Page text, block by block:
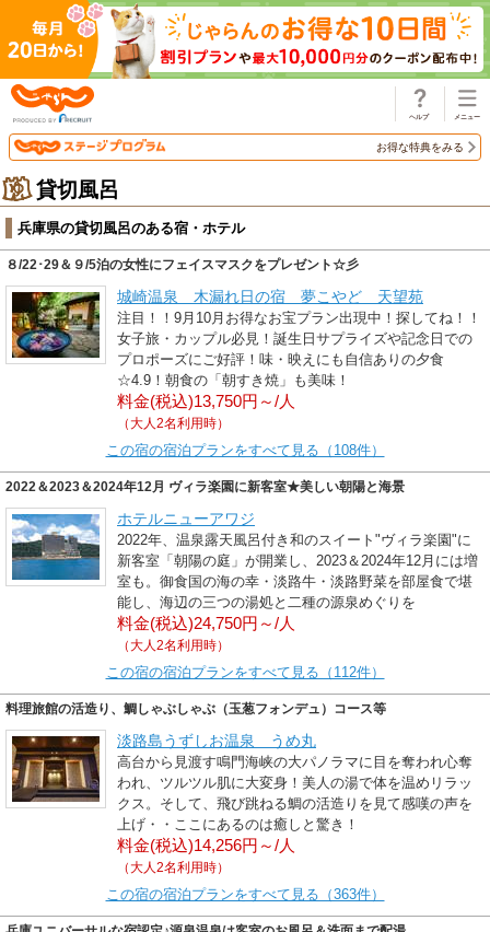
お得な特典をみる
貸切風呂
兵庫県の貸切風呂のある宿・ホテル
８/22･29＆９/5泊の女性にフェイスマスクをプレゼント☆彡
城崎温泉 木漏れ日の宿 夢こやど 天望苑
注目！！9月10月お得なお宝プラン出現中！探してね！！
女子旅・カップル必見！誕生日サプライズや記念日での
プロポーズにご好評！味・映えにも自信ありの夕食
☆4.9！朝食の「朝すき焼」も美味！
料金(税込)13,750円～/人
（大人2名利用時）
この宿の宿泊プランをすべて見る（108件）
2022＆2023＆2024年12月 ヴィラ楽園に新客室★美しい朝陽と海景
ホテルニューアワジ
2022年、温泉露天風呂付き和のスイート"ヴィラ楽園"に
新客室「朝陽の庭」が開業し、2023＆2024年12月には増
室も。御食国の海の幸・淡路牛・淡路野菜を部屋食で堪
能し、海辺の三つの湯処と二種の源泉めぐりを
料金(税込)24,750円～/人
（大人2名利用時）
この宿の宿泊プランをすべて見る（112件）
料理旅館の活造り、鯛しゃぶしゃぶ（玉葱フォンデュ）コース等
淡路島うずしお温泉 うめ丸
高台から見渡す鳴門海峡の大パノラマに目を奪われ心奪
われ、ツルツル肌に大変身！美人の湯で体を温めリラッ
クス。そして、飛び跳ねる鯛の活造りを見て感嘆の声を
上げ・・ここにあるのは癒しと驚き！
料金(税込)14,256円～/人
（大人2名利用時）
この宿の宿泊プランをすべて見る（363件）